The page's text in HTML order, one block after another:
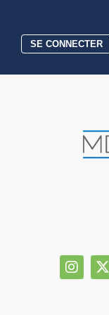
SE CONNECTER